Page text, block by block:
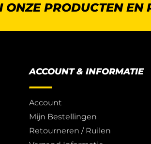
PRODUCTEN EN
ACCOUNT & INFORMATIE
Account
Mijn Bestellingen
Retourneren / Ruilen